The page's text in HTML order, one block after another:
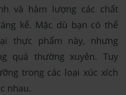
và hàm lượng các chất
kể. Mặc dù bạn có thể
thực phẩm này, nhưng
quá thường xuyên. Tuy
trong các loại xúc xích
nhau.